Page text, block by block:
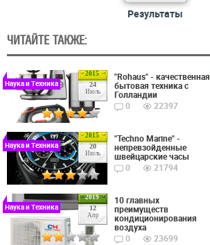
Результаты
ЧИТАЙТЕ ТАКЖЕ:
2015
24
Июль
Наука и Техника
"Rohaus" - качественная
бытовая техника с
Голландии
0
22397
2015
20
Июль
Наука и Техника
"Techno Marine" -
непревзойденные
швейцарские часы
0
21794
2019
12
Апр
Наука и Техника
10 главных
преимуществ
кондиционирования
воздуха
0
23699